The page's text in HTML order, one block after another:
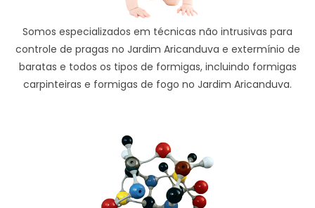
Somos especializados em técnicas não intrusivas para
controle de pragas no Jardim Aricanduva e extermínio de
baratas e todos os tipos de formigas, incluindo formigas
carpinteiras e formigas de fogo no Jardim Aricanduva.